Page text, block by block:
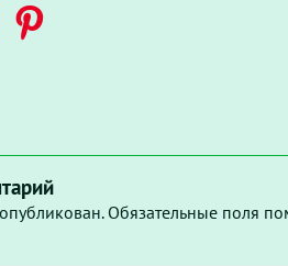
Обязательные поля